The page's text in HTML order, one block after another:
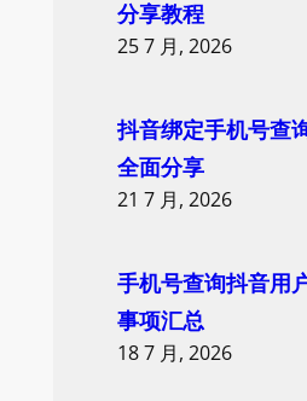
分享教程
25 7 月, 2026
抖音绑定手机号查
全面分享
21 7 月, 2026
手机号查询抖音用
事项汇总
18 7 月, 2026